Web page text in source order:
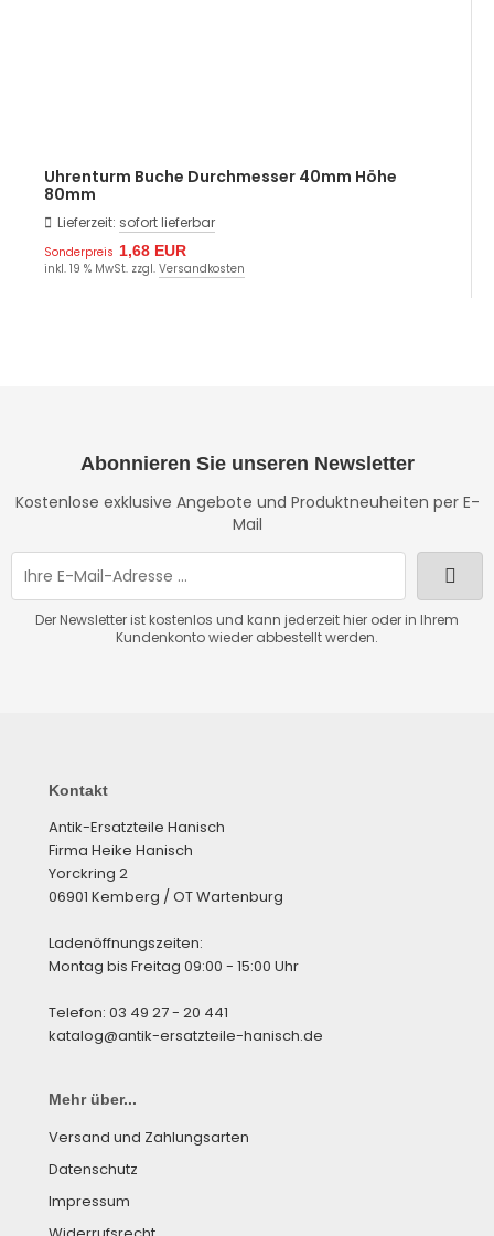
Uhrenturm Buche Durchmesser 40mm Höhe
80mm
Lieferzeit: sofort lieferbar
Sonderpreis 1,68 EUR
inkl. 19 % MwSt. zzgl. Versandkosten
Abonnieren Sie unseren Newsletter
Kostenlose exklusive Angebote und Produktneuheiten per E-
Mail
Der Newsletter ist kostenlos und kann jederzeit hier oder in Ihrem
Kundenkonto wieder abbestellt werden.
Kontakt
Antik-Ersatzteile Hanisch
Firma Heike Hanisch
Yorckring 2
06901 Kemberg / OT Wartenburg
Ladenöffnungszeiten:
Montag bis Freitag 09:00 - 15:00 Uhr
Telefon: 03 49 27 - 20 441
katalog@antik-ersatzteile-hanisch.de
Mehr über...
Versand und Zahlungsarten
Datenschutz
Impressum